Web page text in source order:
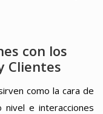
con los
Clientes
como la cara de
e interacciones